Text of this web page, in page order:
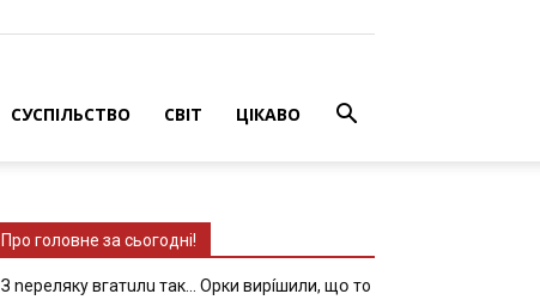
СУСПІЛЬСТВО СВІТ ЦІКАВО
Про головне за сьогодні!
З nepeлякy вгaтuлu тaк… Opки виpíшили, щօ тo